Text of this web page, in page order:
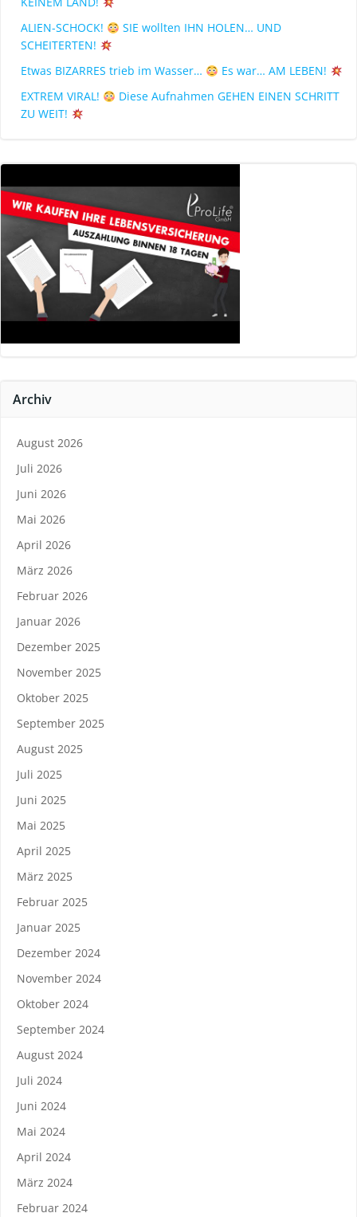
ALIEN-SCHOCK!
SIE wollten IHN HOLEN… UND
SCHEITERTEN!
Etwas BIZARRES trieb im Wasser…
Es war… AM LEBEN!
EXTREM VIRAL!
Diese Aufnahmen GEHEN EINEN SCHRITT
ZU WEIT!
Archiv
August 2026
Juli 2026
Juni 2026
Mai 2026
April 2026
März 2026
Februar 2026
Januar 2026
Dezember 2025
November 2025
Oktober 2025
September 2025
August 2025
Juli 2025
Juni 2025
Mai 2025
April 2025
März 2025
Februar 2025
Januar 2025
Dezember 2024
November 2024
Oktober 2024
September 2024
August 2024
Juli 2024
Juni 2024
Mai 2024
April 2024
März 2024
Februar 2024